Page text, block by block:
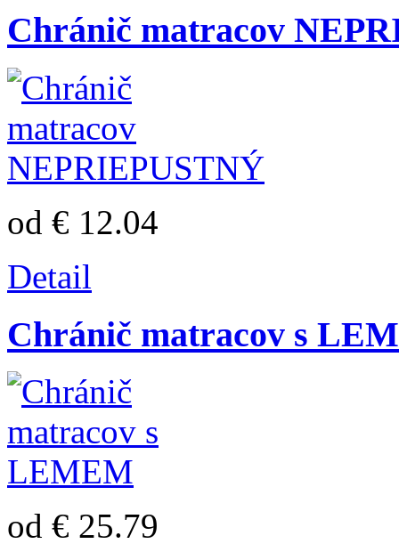
Chránič matracov
od € 12.04
Detail
Chránič matracov s
od € 25.79